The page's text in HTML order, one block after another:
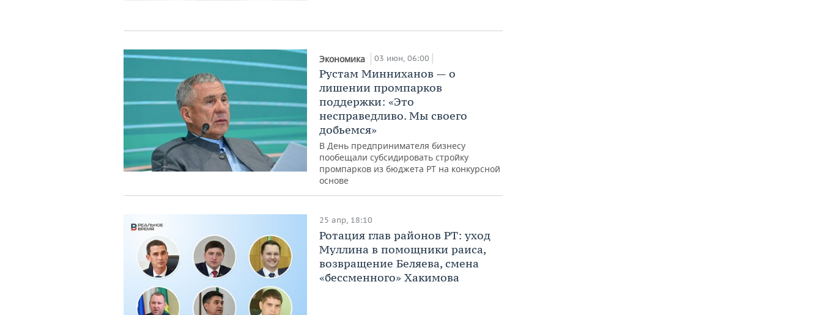
Экономика 03 июн, 06:00
Рустам Минниханов — о
лишении промпарков
поддержки: «Это
несправедливо. Мы своего
добьемся»
В День предпринимателя бизнесу
пообещали субсидировать стройку
промпарков из бюджета РТ на конкурсной
основе
25 апр, 18:10
Ротация глав районов РТ: уход
Муллина в помощники раиса,
возвращение Беляева, смена
«бессменного» Хакимова